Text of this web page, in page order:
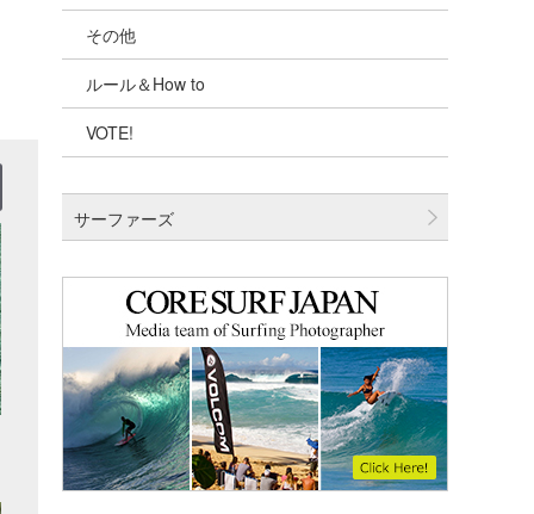
千葉北
伊豆
千葉南
四国
沖縄
その他
ルール＆How to
VOTE!
サーファーズ